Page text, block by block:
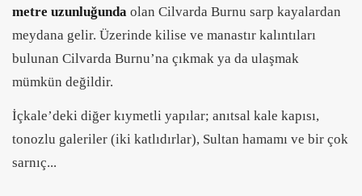
metre uzunluğunda olan Cilvarda Burnu sarp kayalardan
meydana gelir. Üzerinde kilise ve manastır kalıntıları
bulunan Cilvarda Burnu’na çıkmak ya da ulaşmak
mümkün değildir.
İçkale’deki diğer kıymetli yapılar; anıtsal kale kapısı,
tonozlu galeriler (iki katlıdırlar), Sultan hamamı ve bir çok
sarnıç...